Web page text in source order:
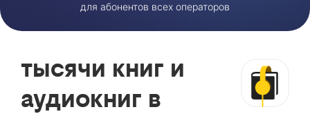
для абонентов всех операторов
тысячи книг и
аудиокниг в